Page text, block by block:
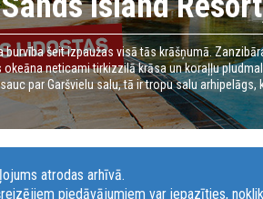
burvība šeit izpaužas visā tās krāšņumā.
okeāna neticami tirkizzilā krāsa un koraļļu
par Garšvielu salu, tā ir tropu salu arhipelāgs,
atrodas arhīvā.
piedāvājumiem var iepazīties,